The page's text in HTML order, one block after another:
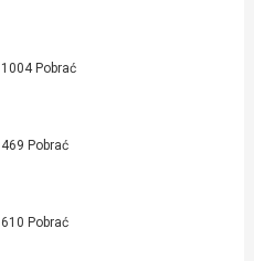
1004 Pobrać
469 Pobrać
610 Pobrać